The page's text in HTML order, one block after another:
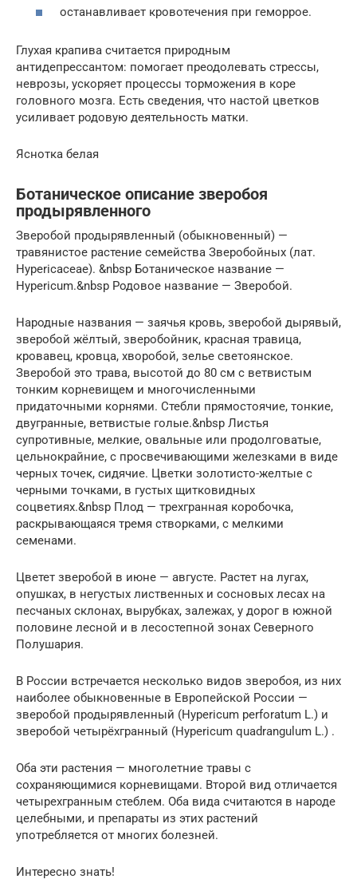
останавливает кровотечения при геморрое.
Глухая крапива считается природным
антидепрессантом: помогает преодолевать стрессы,
неврозы, ускоряет процессы торможения в коре
головного мозга. Есть сведения, что настой цветков
усиливает родовую деятельность матки.
Яснотка белая
Ботаническое описание зверобоя
продырявленного
Зверобой продырявленный (обыкновенный) —
травянистое растение семейства Зверобойных (лат.
Hypericaceae). &nbsp Ботаническое название —
Hypericum.&nbsp Родовое название — Зверобой.
Народные названия — заячья кровь, зверобой дырявый,
зверобой жёлтый, зверобойник, красная травица,
кровавец, кровца, хворобой, зелье светоянское.
Зверобой это трава, высотой до 80 см с ветвистым
тонким корневищем и многочисленными
придаточными корнями. Стебли прямостоячие, тонкие,
двугранные, ветвистые голые.&nbsp Листья
супротивные, мелкие, овальные или продолговатые,
цельнокрайние, с просвечивающими железками в виде
черных точек, сидячие. Цветки золотисто-желтые с
черными точками, в густых щитковидных
соцветиях.&nbsp Плод — трехгранная коробочка,
раскрывающаяся тремя створками, с мелкими
семенами.
Цветет зверобой в июне — августе. Растет на лугах,
опушках, в негустых лиственных и сосновых лесах на
песчаных склонах, вырубках, залежах, у дорог в южной
половине лесной и в лесостепной зонах Северного
Полушария.
В России встречается несколько видов зверобоя, из них
наиболее обыкновенные в Европейской России —
зверобой продырявленный (Hypericum perforatum L.) и
зверобой четырёхгранный (Hypericum quadrangulum L.) .
Оба эти растения — многолетние травы с
сохраняющимися корневищами. Второй вид отличается
четырехгранным стеблем. Оба вида считаются в народе
целебными, и препараты из этих растений
употребляется от многих болезней.
Интересно знать!